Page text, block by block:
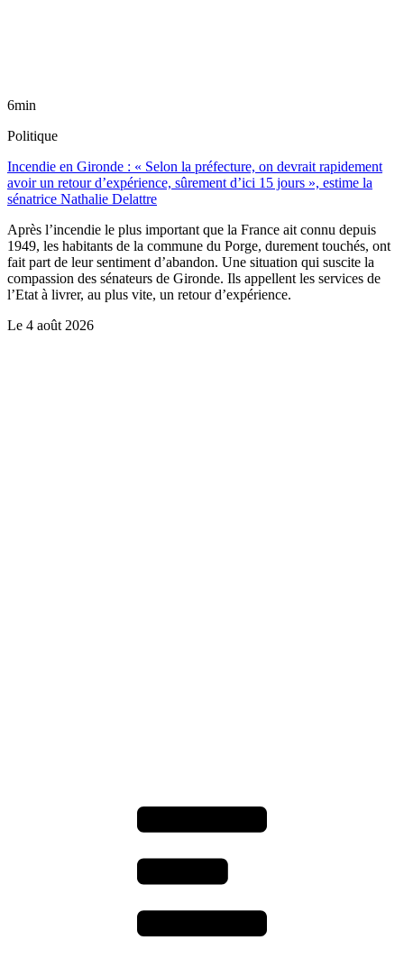
6min
Politique
Incendie en Gironde : « Selon la préfecture, on devrait rapidement
avoir un retour d’expérience, sûrement d’ici 15 jours », estime la
sénatrice Nathalie Delattre
Après l’incendie le plus important que la France ait connu depuis
1949, les habitants de la commune du Porge, durement touchés, ont
fait part de leur sentiment d’abandon. Une situation qui suscite la
compassion des sénateurs de Gironde. Ils appellent les services de
l’Etat à livrer, au plus vite, un retour d’expérience.
Le 4 août 2026